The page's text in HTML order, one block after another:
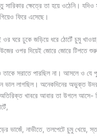
সারিকার ক্ষেত্রে তা হয়ে ওঠেনি। যদিও
ফিরে এসেছে।
ওর ঘরে ঢুকে জড়িয়ে ধরে ঠোটেঁ চুমু
ওপর দিয়েই জোরে জোরে টিপতে
তাকে সরাতে পারছিল না। আসলে ও যে
ভাল লাগছিল। অনেকদিনের অভুক্ত উদর
খাবরে আবার তা উগলে আসে-
ভাজেঁ, নাভীতে, তলপেটে চুমু খেয়ে,